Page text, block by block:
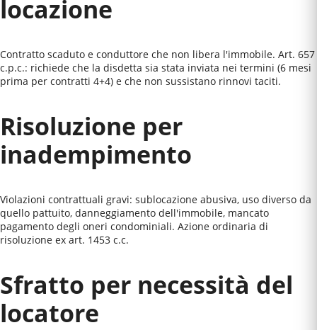
locazione
Contratto scaduto e conduttore che non libera l'immobile. Art. 657
c.p.c.: richiede che la disdetta sia stata inviata nei termini (6 mesi
prima per contratti 4+4) e che non sussistano rinnovi taciti.
Risoluzione per
inadempimento
Violazioni contrattuali gravi: sublocazione abusiva, uso diverso da
quello pattuito, danneggiamento dell'immobile, mancato
pagamento degli oneri condominiali. Azione ordinaria di
risoluzione ex art. 1453 c.c.
Sfratto per necessità del
locatore